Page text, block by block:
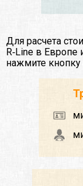
Для расчета
R‑Line в
нажмите